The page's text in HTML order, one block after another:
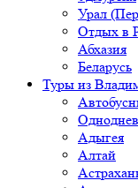
Урал
Отдых в
Абхазия
Беларусь
Туры из
Адыгея
Алтай